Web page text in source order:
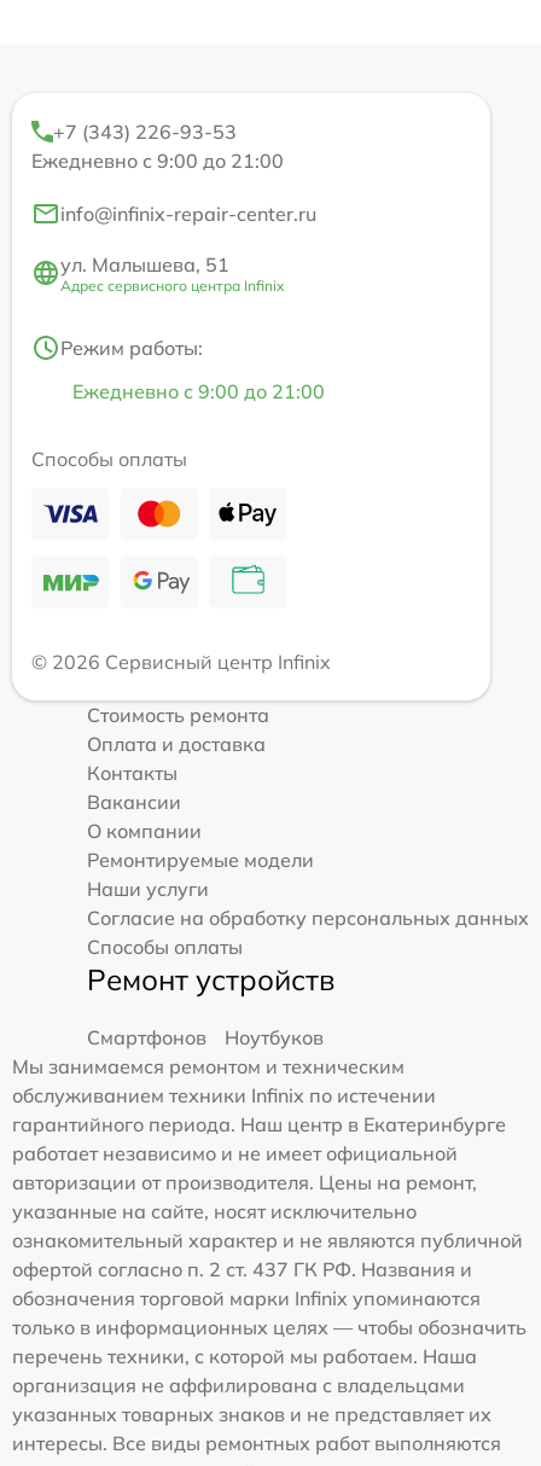
+7 (343) 226-93-53
Ежедневно с 9:00 до 21:00
info@infinix-repair-center.ru
ул. Малышева, 51
Адрес сервисного центра Infinix
Режим работы:
Ежедневно с 9:00 до 21:00
Способы оплаты
© 2026 Сервисный центр Infinix
Стоимость ремонта
Оплата и доставка
Контакты
Вакансии
О компании
Ремонтируемые модели
Наши услуги
Согласие на обработку персональных данных
Способы оплаты
Ремонт устройств
Смартфонов
Ноутбуков
Мы занимаемся ремонтом и техническим
обслуживанием техники Infinix по истечении
гарантийного периода. Наш центр в Екатеринбурге
работает независимо и не имеет официальной
авторизации от производителя. Цены на ремонт,
указанные на сайте, носят исключительно
ознакомительный характер и не являются публичной
офертой согласно п. 2 ст. 437 ГК РФ. Названия и
обозначения торговой марки Infinix упоминаются
только в информационных целях — чтобы обозначить
перечень техники, с которой мы работаем. Наша
организация не аффилирована с владельцами
указанных товарных знаков и не представляет их
интересы. Все виды ремонтных работ выполняются